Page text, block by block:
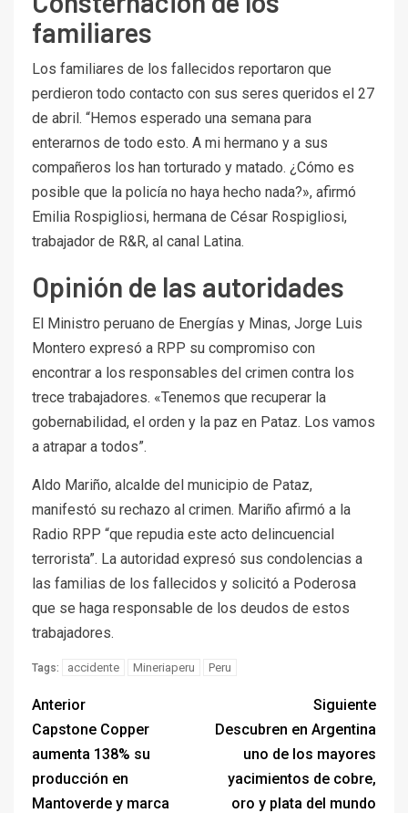
familiares
Los familiares de los fallecidos reportaron que
perdieron todo contacto con sus seres queridos el 27
de abril. “Hemos esperado una semana para
enterarnos de todo esto. A mi hermano y a sus
compañeros los han torturado y matado. ¿Cómo es
posible que la policía no haya hecho nada?», afirmó
Emilia Rospigliosi, hermana de César Rospigliosi,
trabajador de R&R, al canal Latina.
Opinión de las autoridades
El Ministro peruano de Energías y Minas, Jorge Luis
Montero expresó a RPP su compromiso con
encontrar a los responsables del crimen contra los
trece trabajadores. «Tenemos que recuperar la
gobernabilidad, el orden y la paz en Pataz. Los vamos
a atrapar a todos”.
Aldo Mariño, alcalde del municipio de Pataz,
manifestó su rechazo al crimen. Mariño afirmó a la
Radio RPP “que repudia este acto delincuencial
terrorista”. La autoridad expresó sus condolencias a
las familias de los fallecidos y solicitó a Poderosa
que se haga responsable de los deudos de estos
trabajadores.
Tags: accidente Mineriaperu Peru
Anterior
Capstone Copper
aumenta 138% su
producción en
Mantoverde y marca
Siguiente
Descubren en Argentina
uno de los mayores
yacimientos de cobre,
oro y plata del mundo